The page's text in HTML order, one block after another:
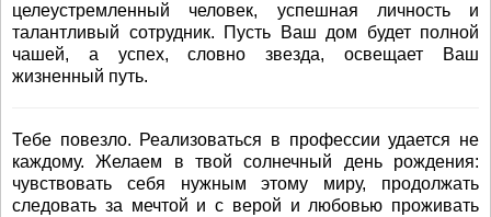
целеустремленный человек, успешная личность и
талантливый сотрудник. Пусть Ваш дом будет полной
чашей, а успех, словно звезда, освещает Ваш
жизненный путь.
Тебе повезло. Реализоваться в профессии удается не
каждому. Желаем в твой солнечный день рождения:
чувствовать себя нужным этому миру, продолжать
следовать за мечтой и с верой и любовью проживать